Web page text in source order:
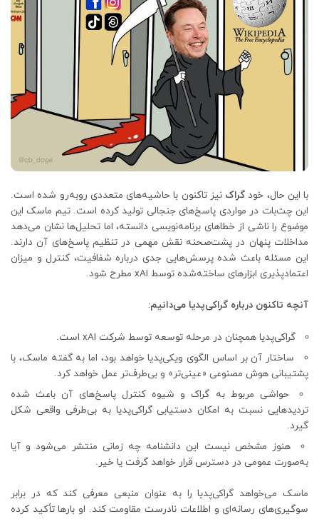
با این حال، خود گراک نیز تاکنون با حاشیه‌های متعددی روبه‌رو شده است.
این چت‌بات در مواردی پاسخ‌های جنجالی تولید کرده است. تیم ماسک این
موضوع را ناشی از خطاهای برنامه‌نویسی دانسته، اما تحلیل‌ها نشان می‌دهد
مداخلات پنهان در پشت‌صحنه نقش مهمی در تنظیم پاسخ‌های آن دارند.
این مسئله باعث شده پرسش‌هایی جدی درباره شفافیت، کنترل و میزان
اعتمادپذیری ابزارهای ساخته‌شده توسط xAI مطرح شود.
آنچه تاکنون درباره گراکی‌پدیا می‌دانیم:
گراکی‌پدیا همچنان در مرحله توسعه توسط شرکت xAI است.
ساختار آن بر اساس الگوی ویکی‌پدیا خواهد بود، اما به گفته ماسک، با
پشتیبانی هوش مصنوعی «عینی‌تر» و بی‌طرف‌تر عمل خواهد کرد.
حواشی مربوط به گراک و شیوه کنترل پاسخ‌های آن باعث شده
تردیدهایی نسبت به امکان دستیابی گراکی‌پدیا به بی‌طرفی واقعی شکل
گیرد.
هنوز مشخص نیست این دانشنامه چه زمانی منتشر می‌شود و آیا
به‌صورت عمومی در دسترس قرار خواهد گرفت یا خیر.
ماسک می‌خواهد گراکی‌پدیا را به عنوان منبعی معرفی کند که در برابر
سوگیری‌های رسانه‌ای و اطلاعات نادرست مقاومت کند. او بارها تأکید کرده